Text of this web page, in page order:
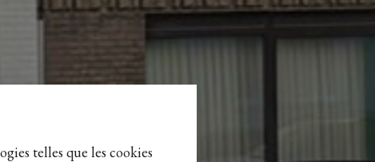
telles que les cookies